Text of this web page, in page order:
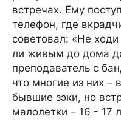
встречах. Ему
телефон, где
советовал: «Не
ли живым до дома
преподаватель с
что многие из них
бывшие зэки, но
малолетки – 16 - 17